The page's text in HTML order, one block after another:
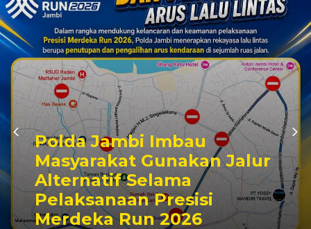
Polda Jambi Imbau
Masyarakat Gunakan Jalur
Alternatif Selama
Pelaksanaan Presisi
Merdeka Run 2026